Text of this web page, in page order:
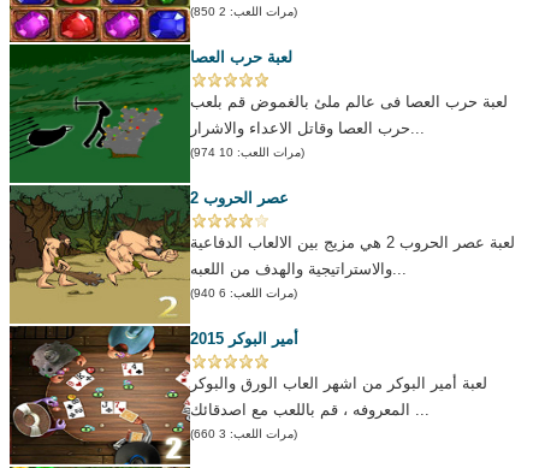
(مرات اللعب: 2 850)
لعبة حرب العصا
لعبة حرب العصا فى عالم ملئ بالغموض قم بلعب
(مرات اللعب: 10 974)
عصر الحروب 2
لعبة عصر الحروب 2 هي مزيج بين الالعاب الدفاعية
(مرات اللعب: 6 940)
أمير البوكر 2015
لعبة أمير البوكر من اشهر العاب الورق والبوكر
(مرات اللعب: 3 660)